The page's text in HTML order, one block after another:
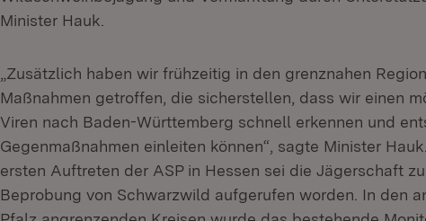
Minister Hauk.
„Zusätzlich haben wir frühzeitig in den grenznahen
Maßnahmen getroffen, die sicherstellen, dass wir einen
Viren nach Baden-Württemberg schnell erkennen und
Gegenmaßnahmen einleiten können“, sagte Minister
ersten Auftreten der ASP in Hessen sei die Jägerschaft
Beprobung von Schwarzwild aufgerufen worden. In den